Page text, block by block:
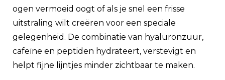
ogen vermoeid oogt of als je snel een frisse
uitstraling wilt creëren voor een speciale
gelegenheid. De combinatie van hyaluronzuur,
cafeïne en peptiden hydrateert, verstevigt en
helpt fijne lijntjes minder zichtbaar te maken.